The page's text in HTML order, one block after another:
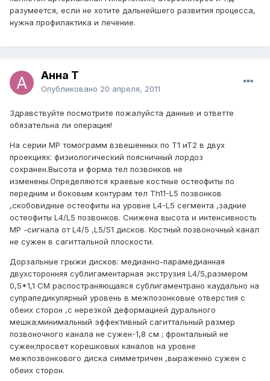
разумеется, если не хотите дальнейшего развития процесса,
нужна профилактика и лечение.
Анна Т
Опубликовано 20 апреля, 2011
Здравствуйте посмотрите пожалуйста данные и ответте
обязательна ли операция!
На серии МР томограмм взвешенных по Т1 иТ2 в двух
проекциях: физиологический поясничный лордоз
сохранен.Высота и форма тел позвонков не
изменены.Определяются краевые костные остеофиты по
передним и боковым контурам тел Th11-L5 позвонков
,скобовидные остеофиты на уровне L4-L5 сегмента ,задние
остеофиты L4/L5 позвонков. Снижена высота и интенсивность
МР -сигнала от L4/5 ,L5/S1 дисков. Костный позвоночный канал
не сужен в сагиттальной плоскости.
Дорзальные грыжи дисков: медианно-парамедианная
двухсторонняя сублигаментарная экструзия L4/5,размером
0,5*1,1 СМ распостраняющаяся сублигаментрано каудально на
супрапедикулярный уровень в межпозонковые отверстия с
обеих сторон ,с нерезкой деформацией дурального
мешка;минимальный эффективный сагиттальный размер
позвоночного канала не сужен-1,8 см ; фронтальный не
сужен;просвет корешковых каналов на уровне
межпозвонкового диска симметричен ,выраженно сужен с
обеих сторон.